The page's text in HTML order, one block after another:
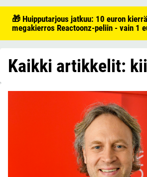
🎁 Huipputarjous jatkuu: 10 euron
megakierros Reactoonz-peliin - vain 1
Kaikki artikkelit: